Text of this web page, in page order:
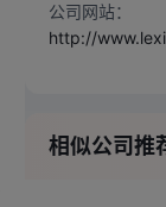
公司网站：
http://
相似公司推